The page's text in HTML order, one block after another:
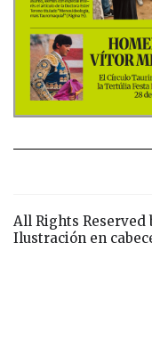
All Rights
Ilustración en